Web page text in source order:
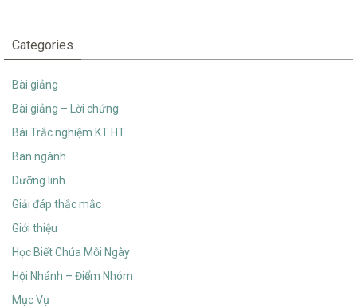
Categories
Bài giảng
Bài giảng – Lời chứng
Bài Trắc nghiệm KT HT
Ban ngành
Dưỡng linh
Giải đáp thắc mắc
Giới thiệu
Học Biết Chúa Mỗi Ngày
Hội Nhánh – Điểm Nhóm
Mục Vụ